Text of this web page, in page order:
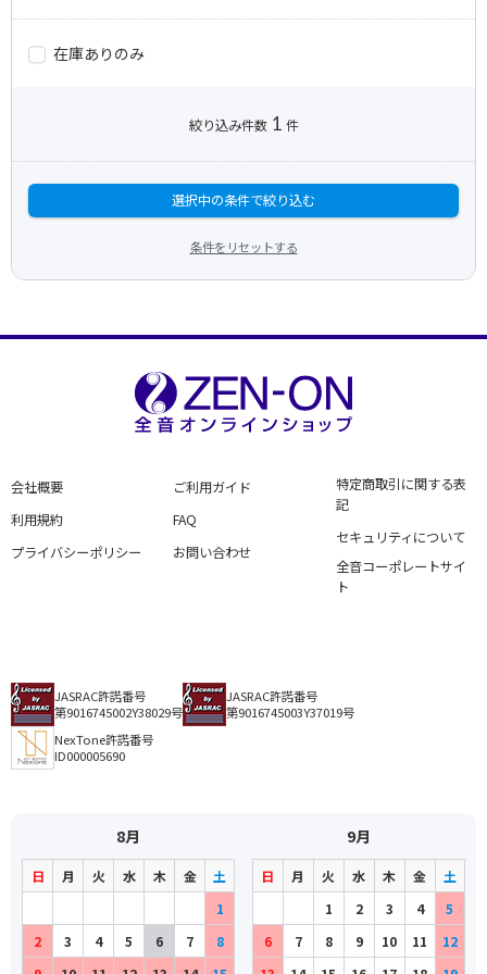
在庫ありのみ
絞り込み件数 1 件
選択中の条件で絞り込む
条件をリセットする
会社概要
利用規約
プライバシーポリシー
ご利用ガイド
FAQ
お問い合わせ
特定商取引に関する表
記
セキュリティについて
全音コーポレートサイ
ト
JASRAC許諾番号
第9016745002Y38029号
JASRAC許諾番号
第9016745003Y37019号
NexTone許諾番号
ID000005690
8月
日 月 火 水 木 金
土
1
2
3 4 5 6 7
8
9月
日 月 火 水 木 金
土
1
2 3 4
5
6
7 8 9 10 11
12